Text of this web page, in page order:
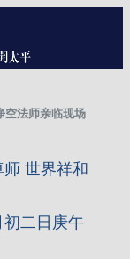
空法师亲临现场
世界祥和
二日庚午